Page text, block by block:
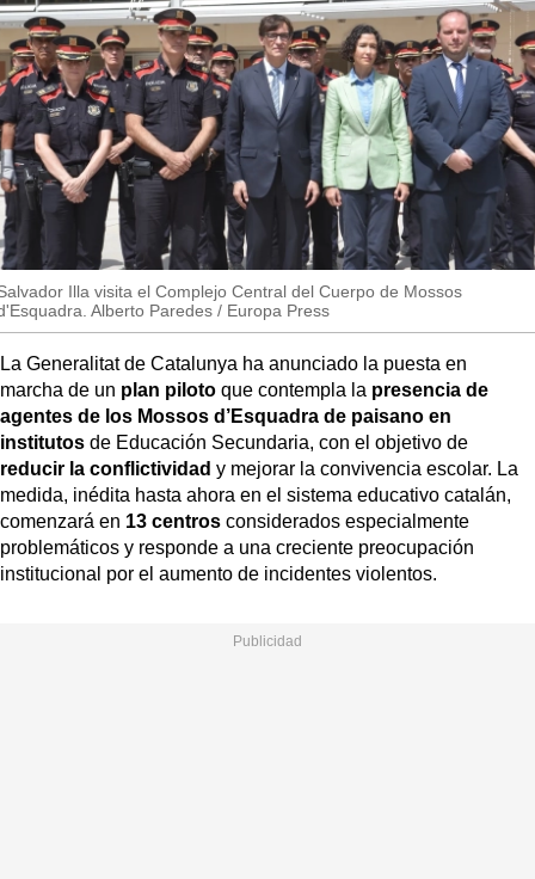
JuicioExprés
INVESTIGACIÓN
INTERNACIONAL
OPINIÓN
MUNICIPIOS
Illa visita el Complejo Central del Cuerpo de Mossos
Alberto Paredes / Europa Press
La Generalitat de Catalunya ha anunciado la puesta en
marcha de un plan piloto que contempla la presencia de
agentes de los Mossos d’Esquadra de paisano en
institutos de Educación Secundaria, con el objetivo de
reducir la conflictividad y mejorar la convivencia escolar. La
medida, inédita hasta ahora en el sistema educativo catalán,
comenzará en 13 centros considerados especialmente
problemáticos y responde a una creciente preocupación
institucional por el aumento de incidentes violentos.